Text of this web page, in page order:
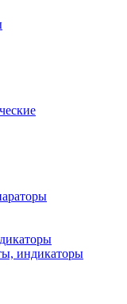
индикаторы